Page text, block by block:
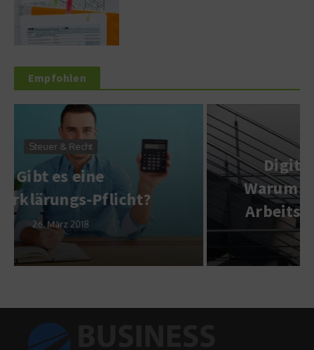
Empfohlen
Service & Wissen
Digitale Zeiterfassung:
Warum das Registrieren der
Arbeitszeiten so wichtig ist